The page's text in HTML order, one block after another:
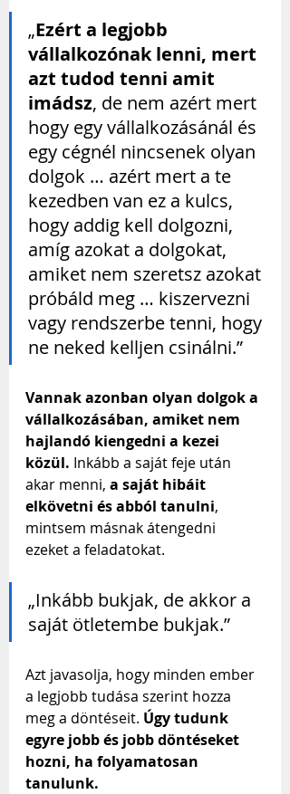
„Ezért a legjobb
vállalkozónak lenni, mert
azt tudod tenni amit
imádsz, de nem azért mert
hogy egy vállalkozásánál és
egy cégnél nincsenek olyan
dolgok … azért mert a te
kezedben van ez a kulcs,
hogy addig kell dolgozni,
amíg azokat a dolgokat,
amiket nem szeretsz azokat
próbáld meg … kiszervezni
vagy rendszerbe tenni, hogy
ne neked kelljen csinálni.”
Vannak azonban olyan dolgok a
vállalkozásában, amiket nem
hajlandó kiengedni a kezei
közül. Inkább a saját feje után
akar menni, a saját hibáit
elkövetni és abból tanulni,
mintsem másnak átengedni
ezeket a feladatokat.
„Inkább bukjak, de akkor a
saját ötletembe bukjak.”
Azt javasolja, hogy minden ember
a legjobb tudása szerint hozza
meg a döntéseit. Úgy tudunk
egyre jobb és jobb döntéseket
hozni, ha folyamatosan
tanulunk.